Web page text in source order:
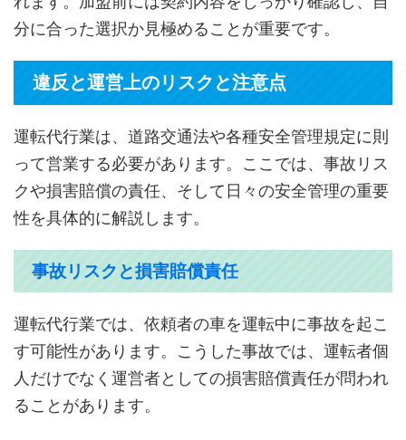
分に合った選択か見極めることが重要です。
違反と運営上のリスクと注意点
運転代行業は、道路交通法や各種安全管理規定に則
って営業する必要があります。ここでは、事故リス
クや損害賠償の責任、そして日々の安全管理の重要
性を具体的に解説します。
事故リスクと損害賠償責任
運転代行業では、依頼者の車を運転中に事故を起こ
す可能性があります。こうした事故では、運転者個
人だけでなく運営者としての損害賠償責任が問われ
ることがあります。